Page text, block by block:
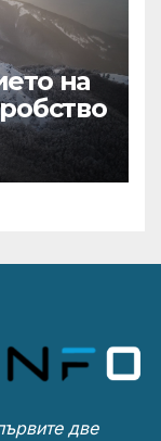
на
две